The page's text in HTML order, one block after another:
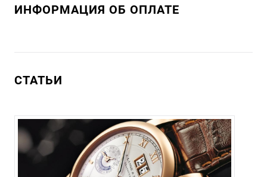
ИНФОРМАЦИЯ ОБ ОПЛАТЕ
СТАТЬИ